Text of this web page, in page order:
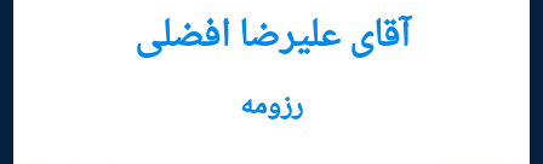
آقای علیرضا افضلی
رزومه